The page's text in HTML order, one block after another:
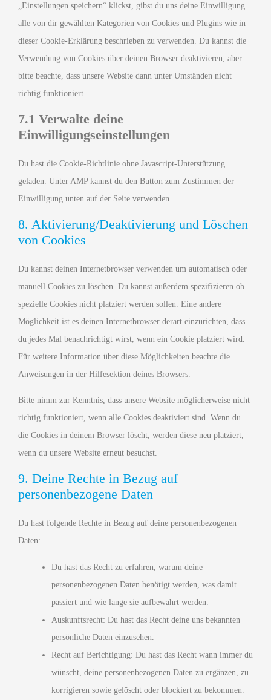
„Einstellungen speichern“ klickst, gibst du uns deine Einwilligung
alle von dir gewählten Kategorien von Cookies und Plugins wie in
dieser Cookie-Erklärung beschrieben zu verwenden. Du kannst die
Verwendung von Cookies über deinen Browser deaktivieren, aber
bitte beachte, dass unsere Website dann unter Umständen nicht
richtig funktioniert.
7.1 Verwalte deine
Einwilligungseinstellungen
Du hast die Cookie-Richtlinie ohne Javascript-Unterstützung
geladen. Unter AMP kannst du den Button zum Zustimmen der
Einwilligung unten auf der Seite verwenden.
8. Aktivierung/Deaktivierung und Löschen
von Cookies
Du kannst deinen Internetbrowser verwenden um automatisch oder
manuell Cookies zu löschen. Du kannst außerdem spezifizieren ob
spezielle Cookies nicht platziert werden sollen. Eine andere
Möglichkeit ist es deinen Internetbrowser derart einzurichten, dass
du jedes Mal benachrichtigt wirst, wenn ein Cookie platziert wird.
Für weitere Information über diese Möglichkeiten beachte die
Anweisungen in der Hilfesektion deines Browsers.
Bitte nimm zur Kenntnis, dass unsere Website möglicherweise nicht
richtig funktioniert, wenn alle Cookies deaktiviert sind. Wenn du
die Cookies in deinem Browser löscht, werden diese neu platziert,
wenn du unsere Website erneut besuchst.
9. Deine Rechte in Bezug auf
personenbezogene Daten
Du hast folgende Rechte in Bezug auf deine personenbezogenen
Daten:
Du hast das Recht zu erfahren, warum deine
personenbezogenen Daten benötigt werden, was damit
passiert und wie lange sie aufbewahrt werden.
Auskunftsrecht: Du hast das Recht deine uns bekannten
persönliche Daten einzusehen.
Recht auf Berichtigung: Du hast das Recht wann immer du
wünscht, deine personenbezogenen Daten zu ergänzen, zu
korrigieren sowie gelöscht oder blockiert zu bekommen.